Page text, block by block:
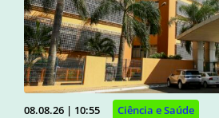
08.08.26 | 10:55 Ciência e Saúde